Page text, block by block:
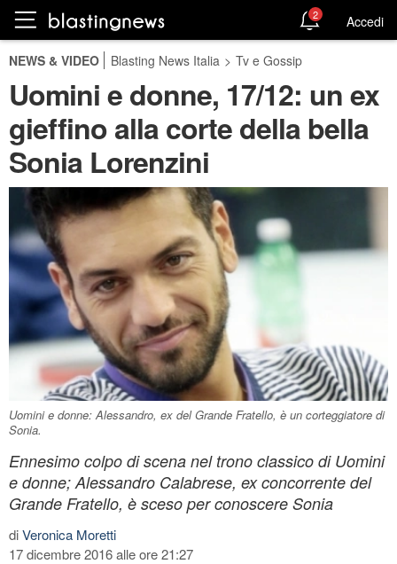
2 Accedi
NEWS & VIDEO Blasting News Italia > Tv e Gossip
Uomini e donne, 17/12: un ex
gieffino alla corte della bella
Sonia Lorenzini
Uomini e donne: Alessandro, ex del Grande Fratello, è un corteggiatore di
Sonia.
Ennesimo colpo di scena nel trono classico di Uomini
e donne; Alessandro Calabrese, ex concorrente del
Grande Fratello, è sceso per conoscere Sonia
diVeronica Moretti
17 dicembre 2016 alle ore 21:27